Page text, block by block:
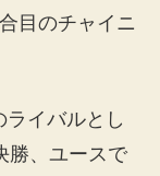
目のチャイニ
イバルとし
勝、ユースで